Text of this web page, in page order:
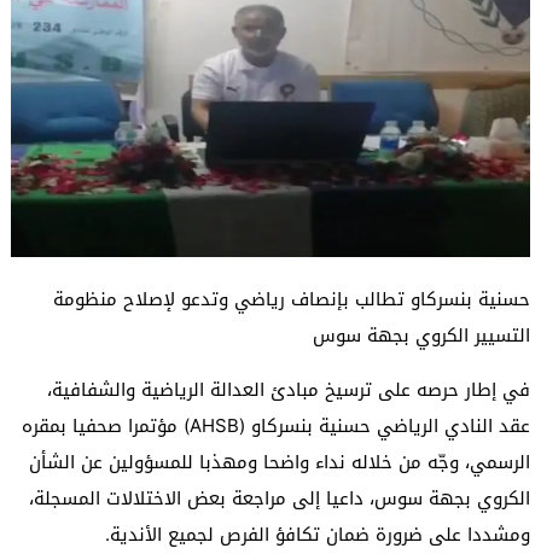
حسنية بنسركاو تطالب بإنصاف رياضي وتدعو لإصلاح منظومة
التسيير الكروي بجهة سوس
في إطار حرصه على ترسيخ مبادئ العدالة الرياضية والشفافية،
عقد النادي الرياضي حسنية بنسركاو (AHSB) مؤتمرا صحفيا بمقره
الرسمي، وجّه من خلاله نداء واضحا ومهذبا للمسؤولين عن الشأن
الكروي بجهة سوس، داعيا إلى مراجعة بعض الاختلالات المسجلة،
ومشددا على ضرورة ضمان تكافؤ الفرص لجميع الأندية.